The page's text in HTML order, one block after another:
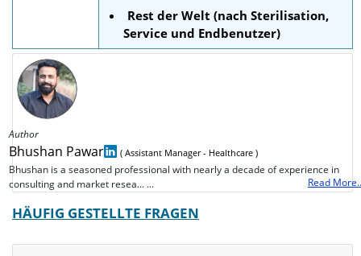
Rest der Welt (nach Sterilisation,
Service und Endbenutzer)
Author
Bhushan Pawar ( Assistant Manager - Healthcare )
Bhushan is a seasoned professional with nearly a decade of experience in
consulting and market resea... ...
Read
HÄUFIG GESTELLTE FRAGEN